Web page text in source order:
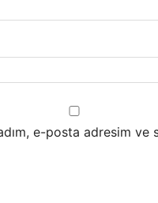
e-posta adresim